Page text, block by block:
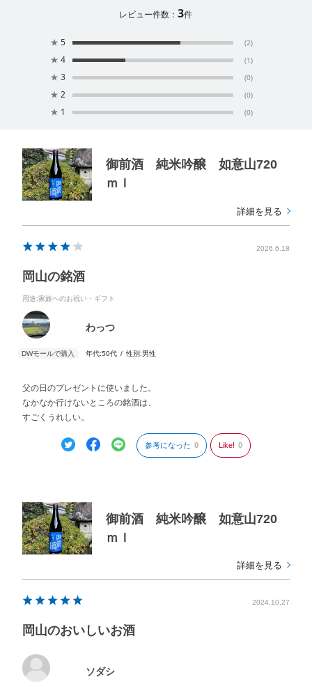
レビュー件数：3件
★ 5 (2)
★ 4 (1)
★ 3 (0)
★ 2 (0)
★ 1 (0)
御前酒 純米吟醸 如意山720
ｍｌ
詳細を見る
2026.6.18
岡山の銘酒
用途:家族へのお祝い・ギフト
わっつ
年代:50代 性別:男性
父の日のプレゼントに使いました。
なかなか行けないところの銘酒は、
すごくうれしい。
参考になった 0 Like! 0
御前酒 純米吟醸 如意山720
ｍｌ
詳細を見る
2024.10.27
岡山のおいしいお酒
ソダシ